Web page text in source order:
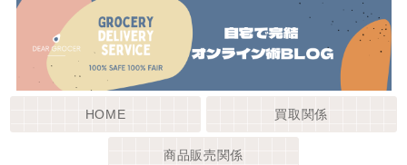
HOME 買取関係
商品販売関係